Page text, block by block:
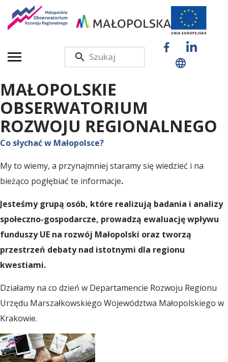
M
a
ł
o
p
o
l
s
k
i
MAŁOPOLSKIE
OBSERWATORIUM
ROZWOJU REGIONALNEGO
Co słychać w Małopolsce?
My to wiemy, a przynajmniej staramy się wiedzieć i na
bieżąco pogłębiać te informacje.
Jesteśmy grupą osób, które realizują badania i analizy
społeczno-gospodarcze, prowadzą ewaluację wpływu
funduszy UE na rozwój Małopolski oraz tworzą
przestrzeń debaty nad istotnymi dla regionu
kwestiami.
Działamy na co dzień w Departamencie Rozwoju Regionu
Urzędu Marszałkowskiego Województwa Małopolskiego w
Krakowie.